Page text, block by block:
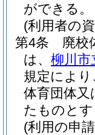
ができる。
(利用者の
第4条
廃校
は、 柳川市
規定によ
体育団体
たものと
(利用の申